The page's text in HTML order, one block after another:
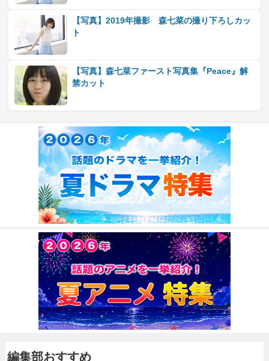
【写真】2019年撮影 森七菜の撮り下ろしカッ
ト
【写真】森七菜ファースト写真集『Peace』解
禁カット
編集部おすすめ